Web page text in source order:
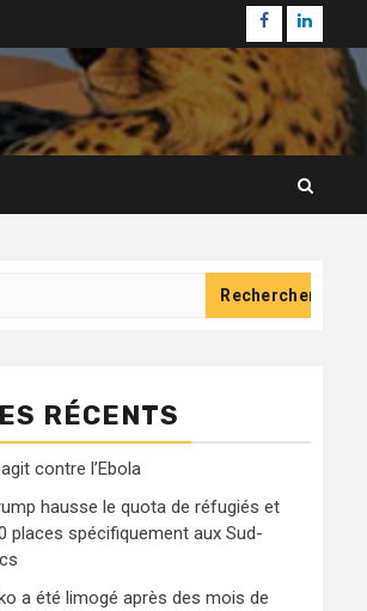
Facebook
RÉCENTS
agit contre l’Ebola
hausse le quota de réfugiés et
places spécifiquement aux Sud-
a été limogé après des mois de